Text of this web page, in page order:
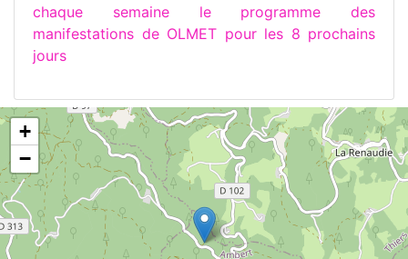
chaque semaine le programme des
manifestations de OLMET pour les 8 prochains
jours
+
−